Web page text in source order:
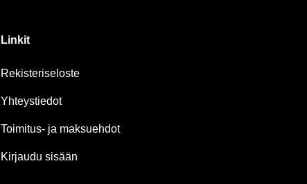
Linkit
Rekisteriseloste
Yhteystiedot
Toimitus- ja maksuehdot
Kirjaudu sisään